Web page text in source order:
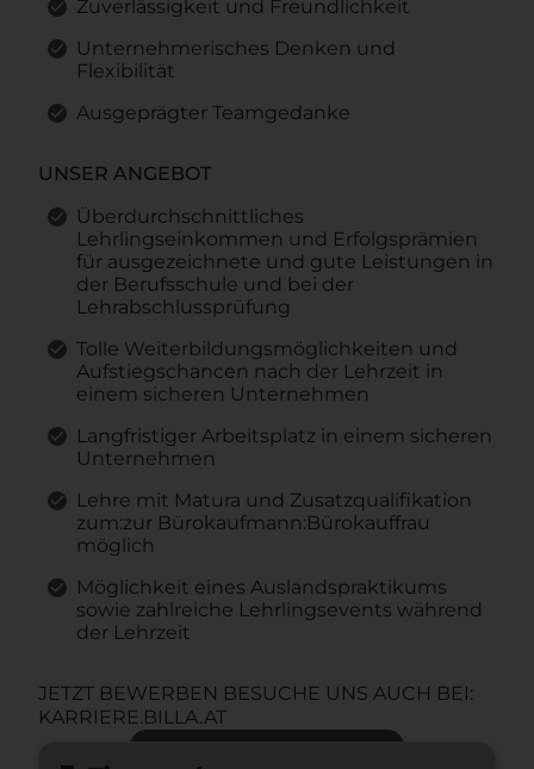
Zuverlässigkeit und Freundlichkeit
Unternehmerisches Denken und
Flexibilität
Ausgeprägter Teamgedanke
UNSER ANGEBOT
Überdurchschnittliches
Lehrlingseinkommen und Erfolgsprämien
für ausgezeichnete und gute Leistungen in
der Berufsschule und bei der
Lehrabschlussprüfung
Tolle Weiterbildungsmöglichkeiten und
Aufstiegschancen nach der Lehrzeit in
einem sicheren Unternehmen
Langfristiger Arbeitsplatz in einem sicheren
Unternehmen
Lehre mit Matura und Zusatzqualifikation
zum:zur Bürokaufmann:Bürokauffrau
möglich
Möglichkeit eines Auslandspraktikums
sowie zahlreiche Lehrlingsevents während
der Lehrzeit
JETZT BEWERBEN BESUCHE UNS AUCH BEI:
KARRIERE.BILLA.AT